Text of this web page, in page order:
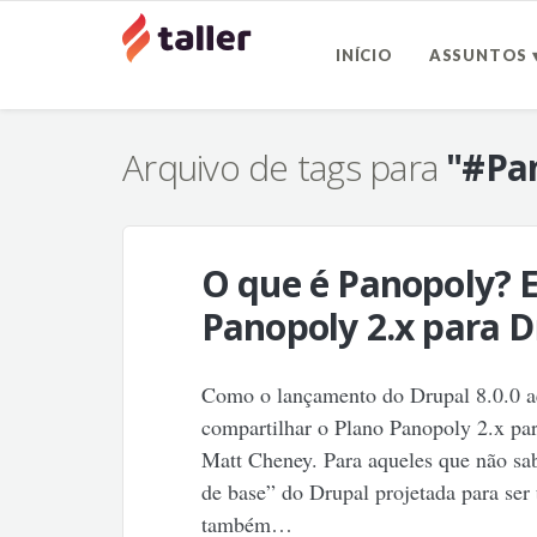
INÍCIO ASSUNTOS
Arquivo de tags para
O que é Panopoly?
Panopoly 2.x para
Como o lançamento do Drupal 8.0.0
compartilhar o Plano Panopoly 2.x
Matt Cheney. Para aqueles que não
de base” do Drupal projetada para
também…